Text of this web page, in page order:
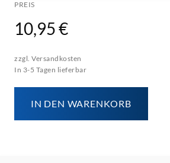
PREIS
10,95 €
zzgl. Versandkosten
In 3-5 Tagen lieferbar
IN DEN WARENKORB